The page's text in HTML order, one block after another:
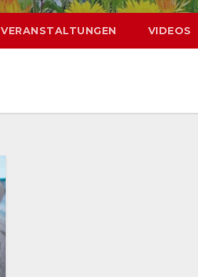
VERANSTALTUNGEN VIDEOS